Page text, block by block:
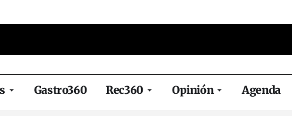
Gastro360 Rec360 Opinión Agenda